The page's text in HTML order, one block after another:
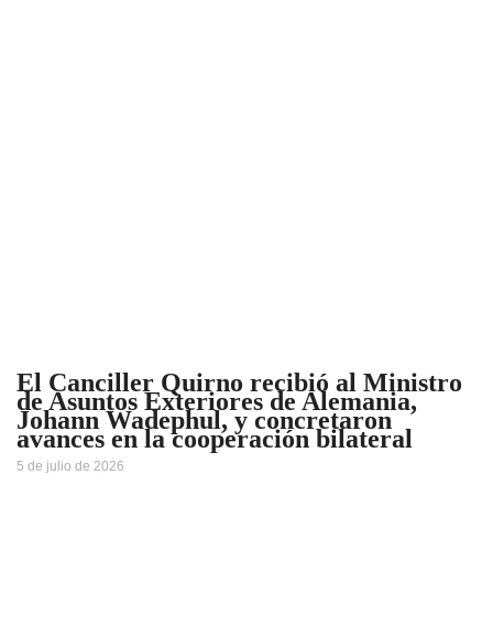
El Canciller Quirno recibió al Ministro
de Asuntos Exteriores de Alemania,
Johann Wadephul, y concretaron
avances en la cooperación bilateral
5 de julio de 2026